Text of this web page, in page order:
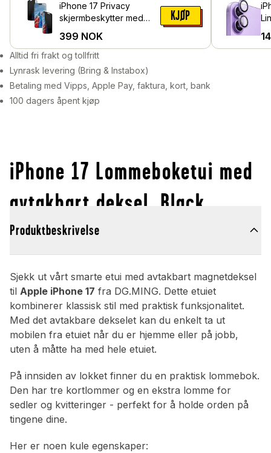
iPhone 17 Privacy
skjermbeskytter med
Wide Fit
399 NOK
KJØP
Alltid fri frakt og tollfritt
Lynrask levering (Bring & Instabox)
Betaling med Vipps, Apple Pay, faktura, kort, bank
100 dagers åpent kjøp
iPhone 17 Lommeboketui med
avtakbart deksel, Black
Produktbeskrivelse
Sjekk ut vårt smarte etui med avtakbart magnetdeksel
til Apple iPhone 17 fra DG.MING. Dette etuiet
kombinerer klassisk stil med praktisk funksjonalitet.
Med det avtakbare dekselet kan du enkelt ta ut
mobilen fra etuiet når du er hjemme eller på jobb,
uten å måtte ha med hele etuiet.
På innsiden av lokket finner du en praktisk lommebok.
Den har tre kortlommer og en ekstra lomme for
sedler og kvitteringer - perfekt for å holde orden på
tingene dine.
Her er noen kule egenskaper: